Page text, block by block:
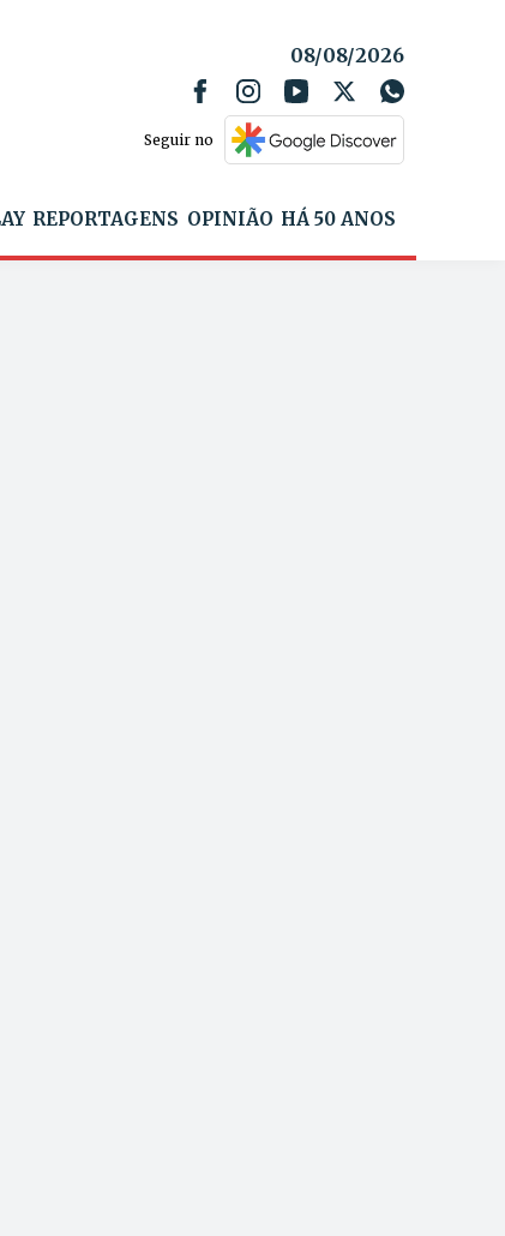
08/08/2026
Seguir no
REPORTAGENS OPINIÃO HÁ 50 ANOS